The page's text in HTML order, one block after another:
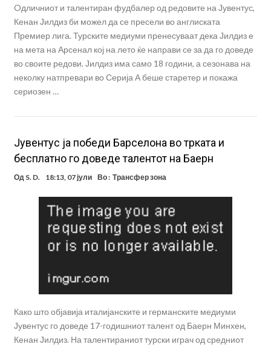
Oдличниот и талентиран фудбалер од редовите на Јувентус,
Кенан Јилдиз би можел да се пресели во англиската
Премиер лига. Турските медиуми пренесуваат дека Јилдиз е
на мета на Арсенал кој на лето ќе направи се за да го доведе
во своите редови. Јилдиз има само 18 години, а сезонава на
неколку натпревари во Серија А беше старетер и покажа
сериозен …
Јувентус ја победи Барселона во трката и
бесплатно го доведе талентот на Баерн
Од S. D. 18:13, 07 јули Во : Трансфер зона
Како што објавија италијанските и германските медиуми
Јувентус го доведе 17-годишниот талент од Баерн Минхен,
Кенан Јилдиз. На талентираниот турски играч од средниот